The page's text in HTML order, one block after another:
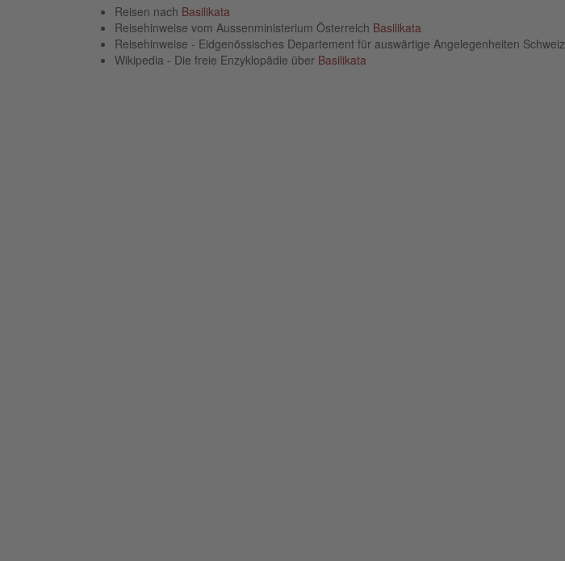
Reisen nach Basilikata
Reisehinweise vom Aussenministerium Österreich Basilikata
Reisehinweise - Eidgenössisches Departement für auswärtige Angelegenheiten Schweiz
Wikipedia - Die freie Enzyklopädie über Basilikata